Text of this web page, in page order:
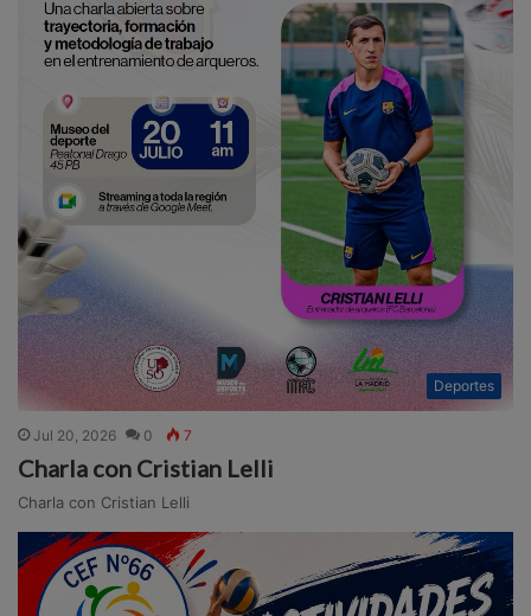
Deportes
Jul 20, 2026 0 7
Charla con Cristian Lelli
Charla con Cristian Lelli